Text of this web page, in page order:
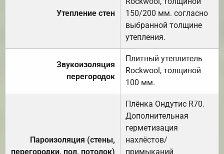
Утепление стен
150/200 мм. согласно
выбранной толщине
утепления.
Звукоизоляция
перегородок
Плитный утеплитель
Rockwool, толщиной
100 мм.
Пароизоляция (стены,
перегородки, пол, потолок)
Плёнка Ондутис R70.
Дополнительная
герметизация
нахлёстов/
примыканий